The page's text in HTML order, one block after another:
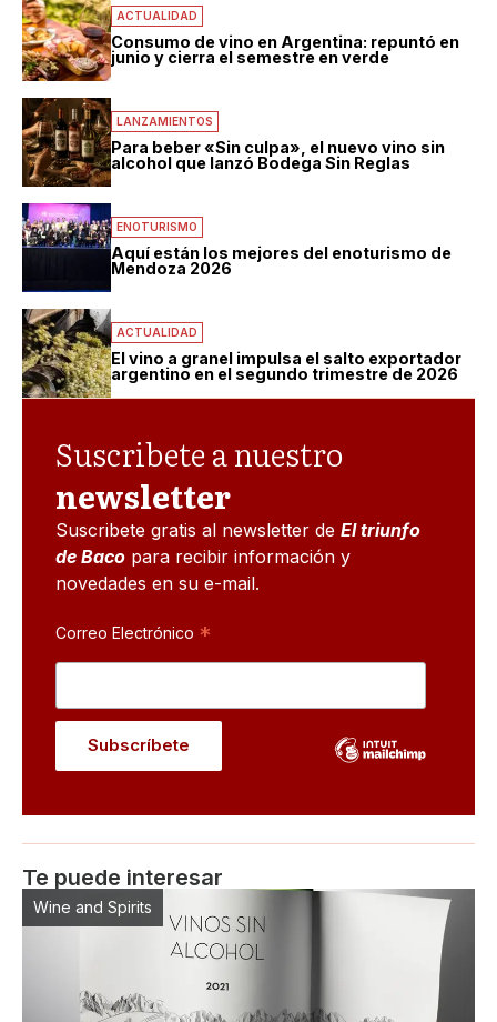
ACTUALIDAD
Consumo de vino en Argentina: repuntó en
junio y cierra el semestre en verde
LANZAMIENTOS
Para beber «Sin culpa», el nuevo vino sin
alcohol que lanzó Bodega Sin Reglas
ENOTURISMO
Aquí están los mejores del enoturismo de
Mendoza 2026
ACTUALIDAD
El vino a granel impulsa el salto exportador
argentino en el segundo trimestre de 2026
Suscribete a nuestro
newsletter
Suscribete gratis al newsletter de El triunfo
de Baco para recibir información y
novedades en su e-mail.
Correo Electrónico *
Te puede interesar
Wine and Spirits